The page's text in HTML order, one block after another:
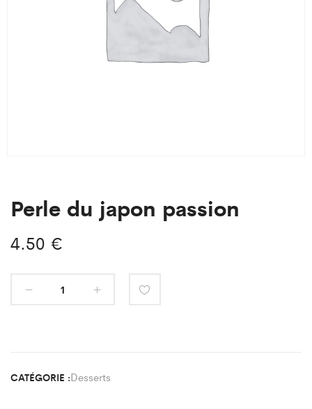
Perle du japon passion
4.50 €
CATÉGORIE :Desserts